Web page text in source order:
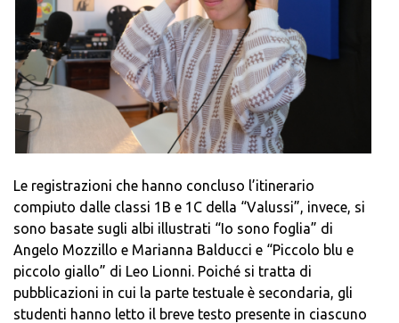
Le registrazioni che hanno concluso l’itinerario
compiuto dalle classi 1B e 1C della “Valussi”, invece, si
sono basate sugli albi illustrati “Io sono foglia” di
Angelo Mozzillo e Marianna Balducci e “Piccolo blu e
piccolo giallo” di Leo Lionni. Poiché si tratta di
pubblicazioni in cui la parte testuale è secondaria, gli
studenti hanno letto il breve testo presente in ciascuno